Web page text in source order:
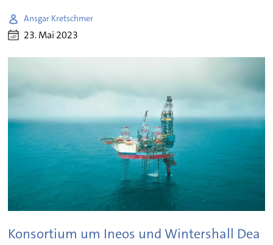
Ansgar Kretschmer
23. Mai 2023
Konsortium um Ineos und Wintershall Dea